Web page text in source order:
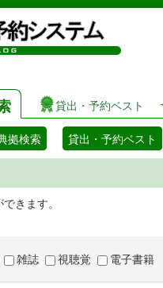
図書館
貸出・予約ベスト
拠検索 貸出・予約ベスト
きます。
雑誌 視聴覚 電子書籍